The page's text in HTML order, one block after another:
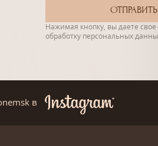
Нажимая кнопку, вы даете свое
обработку персональных
в